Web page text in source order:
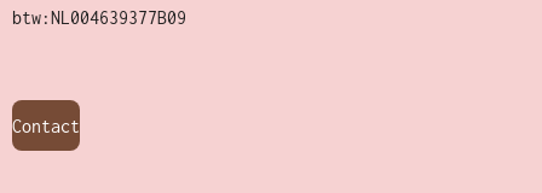
btw:NL004639377B09
Contact